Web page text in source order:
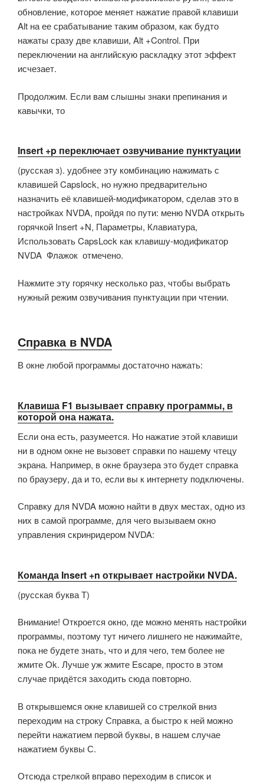
обновление, которое меняет нажатие правой клавиши
Alt на ее срабатывание таким образом, как будто
нажаты сразу две клавиши, Alt +Control. При
переключении на английскую раскладку этот эффект
исчезает.
Продолжим. Если вам слышны знаки препинания и
кавычки, то
Insert +p переключает озвучивание пунктуации
(русская з). удобнее эту комбинацию нажимать с
клавишей Capslock, но нужно предварительно
назначить её клавишей-модификатором, сделав это в
настройках NVDA, пройдя по пути: меню NVDA открыть
горячкой Insert +N, Параметры, Клавиатура,
Использовать CapsLock как клавишу-модификатор
NVDA Флажок отмечено.
Нажмите эту горячку несколько раз, чтобы выбрать
нужный режим озвучивания пунктуации при чтении.
Справка в NVDA
В окне любой программы достаточно нажать:
Клавиша F1 вызывает справку программы, в
которой она нажата.
Если она есть, разумеется. Но нажатие этой клавиши
ни в одном окне не вызовет справки по нашему чтецу
экрана. Например, в окне браузера это будет справка
по браузеру, да и то, если вы к интернету подключены.
Справку для NVDA можно найти в двух местах, одно из
них в самой программе, для чего вызываем окно
управления скринридером NVDA:
Команда Insert +n открывает настройки NVDA.
(русская буква Т)
Внимание! Откроется окно, где можно менять настройки
программы, поэтому тут ничего лишнего не нажимайте,
пока не будете знать, что и для чего, тем более не
жмите Ok. Лучше уж жмите Escape, просто в этом
случае придётся заходить сюда повторно.
В открывшемся окне клавишей со стрелкой вниз
переходим на строку Справка, а быстро к ней можно
перейти нажатием первой буквы, в нашем случае
нажатием буквы С.
Отсюда стрелкой вправо переходим в список и